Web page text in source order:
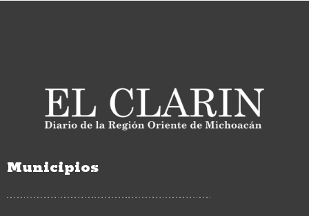
Municipios